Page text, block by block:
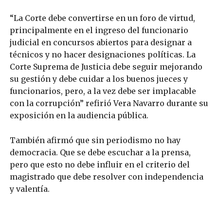
“La Corte debe convertirse en un foro de virtud,
principalmente en el ingreso del funcionario
judicial en concursos abiertos para designar a
técnicos y no hacer designaciones políticas. La
Corte Suprema de Justicia debe seguir mejorando
su gestión y debe cuidar a los buenos jueces y
funcionarios, pero, a la vez debe ser implacable
con la corrupción” refirió Vera Navarro durante su
exposición en la audiencia pública.
También afirmó que sin periodismo no hay
democracia. Que se debe escuchar a la prensa,
pero que esto no debe influir en el criterio del
magistrado que debe resolver con independencia
y valentía.